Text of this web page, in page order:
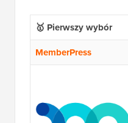
🥇 Pierwszy wybór
MemberPress